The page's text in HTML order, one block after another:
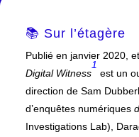
📚 Sur l’étagère
Publié en janvier 2020,
Digital Witness
1
est un
direction de Sam
d’enquêtes numériques
Investigations Lab),